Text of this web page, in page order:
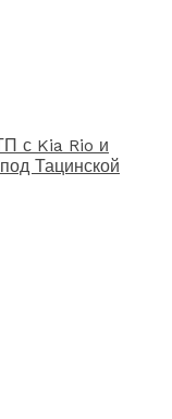
с Kia Rio и
Тацинской